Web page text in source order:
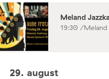
Meland
19:30 /
29. august